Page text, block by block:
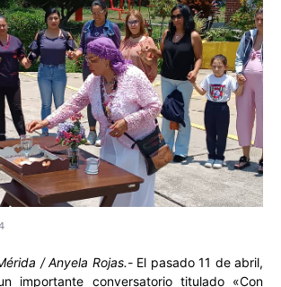
/ Anyela Rojas.-El pasado 11 de abril,
importante conversatorio titulado «Con